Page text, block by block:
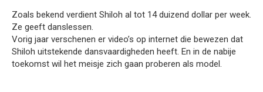
Zoals bekend verdient Shiloh al tot 14 duizend dollar per week.
Ze geeft danslessen.
Vorig jaar verschenen er video’s op internet die bewezen dat
Shiloh uitstekende dansvaardigheden heeft. En in de nabije
toekomst wil het meisje zich gaan proberen als model.